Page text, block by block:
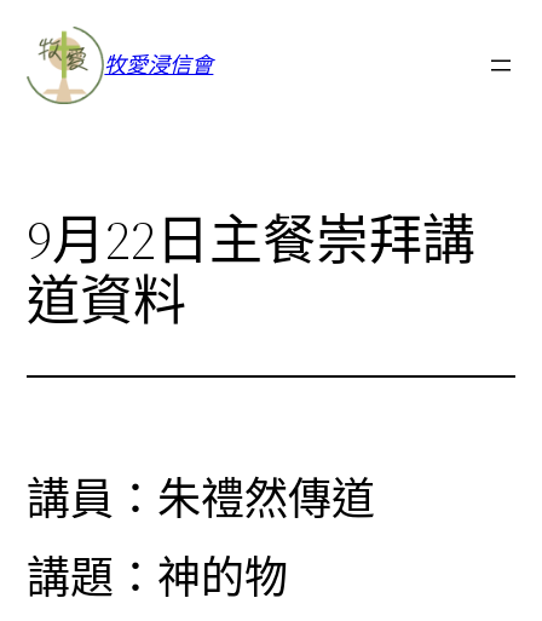
牧愛浸信會
9月22日主餐崇拜講
道資料
講員：朱禮然傳道
講題：神的物